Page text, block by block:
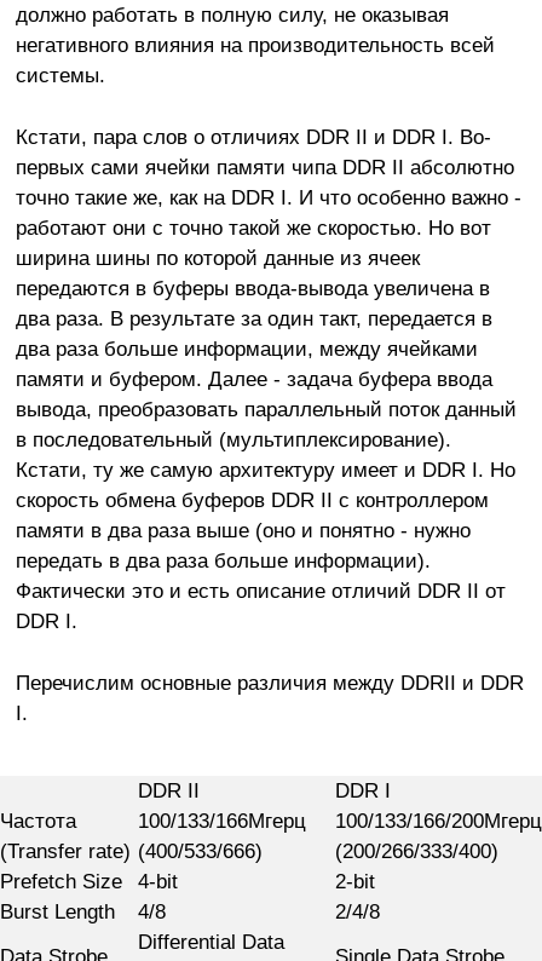
должно работать в полную силу, не оказывая
негативного влияния на производительность всей
системы.
Кстати, пара слов о отличиях DDR II и DDR I. Во-
первых сами ячейки памяти чипа DDR II абсолютно
точно такие же, как на DDR I. И что особенно важно -
работают они с точно такой же скоростью. Но вот
ширина шины по которой данные из ячеек
передаются в буферы ввода-вывода увеличена в
два раза. В результате за один такт, передается в
два раза больше информации, между ячейками
памяти и буфером. Далее - задача буфера ввода
вывода, преобразовать параллельный поток данный
в последовательный (мультиплексирование).
Кстати, ту же самую архитектуру имеет и DDR I. Но
скорость обмена буферов DDR II с контроллером
памяти в два раза выше (оно и понятно - нужно
передать в два раза больше информации).
Фактически это и есть описание отличий DDR II от
DDR I.
Перечислим основные различия между DDRII и DDR
I.
DDR II
DDR I
Частота
(Transfer rate)
100/133/166Мгерц
(400/533/666)
100/133/166/200Мгерц
(200/266/333/400)
Prefetch Size
4-bit
2-bit
Burst Length
4/8
2/4/8
Data Strobe
Differential Data
Single Data Strobe